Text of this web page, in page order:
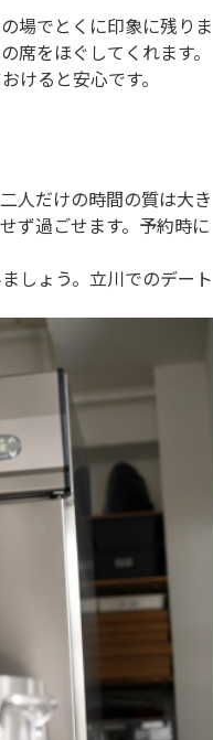
場でとくに印象に残りま
席をほぐしてくれます。
けると安心です。
人だけの時間の質は大き
ず過ごせます。予約時に
しょう。 立川でのデート